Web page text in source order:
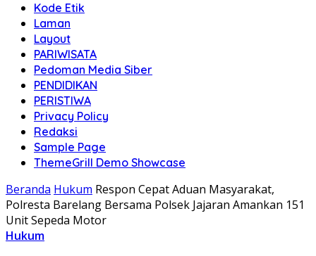
Kode Etik
Laman
Layout
PARIWISATA
Pedoman Media Siber
PENDIDIKAN
PERISTIWA
Privacy Policy
Redaksi
Sample Page
ThemeGrill Demo Showcase
Beranda Hukum Respon Cepat Aduan Masyarakat,
Polresta Barelang Bersama Polsek Jajaran Amankan 151
Unit Sepeda Motor
Hukum